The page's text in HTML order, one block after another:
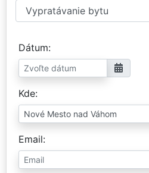
Dátum
Kde
Email